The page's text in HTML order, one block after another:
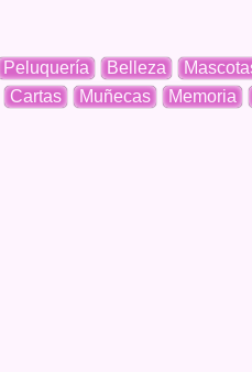
Peluquería Belleza
Cartas Muñecas Memoria